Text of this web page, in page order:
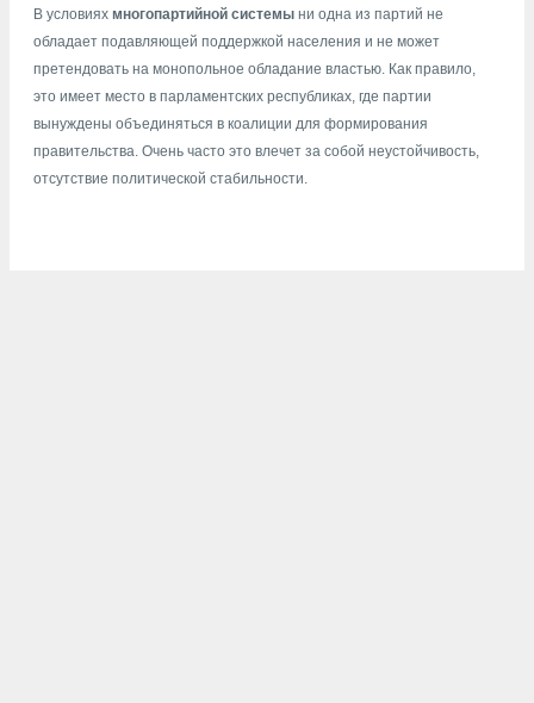
В условиях многопартийной системы ни одна из партий не
обладает подавляющей поддержкой населения и не может
претендовать на монопольное обладание властью. Как правило,
это имеет место в парламентских республиках, где партии
вынуждены объединяться в коалиции для формирования
правительства. Очень часто это влечет за собой неустойчивость,
отсутствие политической стабильности.